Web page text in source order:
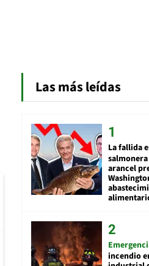
Las más leídas
La fallida
arancel
incendio